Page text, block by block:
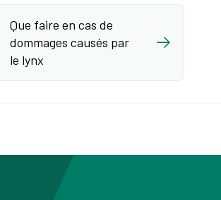
Que faire en cas de
dommages causés par
le lynx